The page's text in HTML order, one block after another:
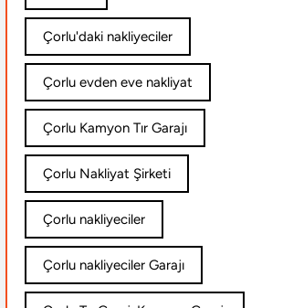
Çorlu'daki nakliyeciler
Çorlu evden eve nakliyat
Çorlu Kamyon Tır Garajı
Çorlu Nakliyat Şirketi
Çorlu nakliyeciler
Çorlu nakliyeciler Garajı